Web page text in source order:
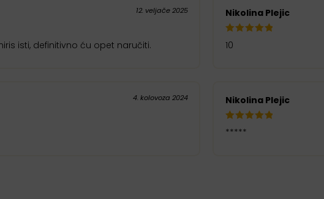
12. veljače 2025
isti, definitivno ću opet naručiti.
Nikolina Plejic
10
4. kolovoza 2024 Nikolina Plejic
*****